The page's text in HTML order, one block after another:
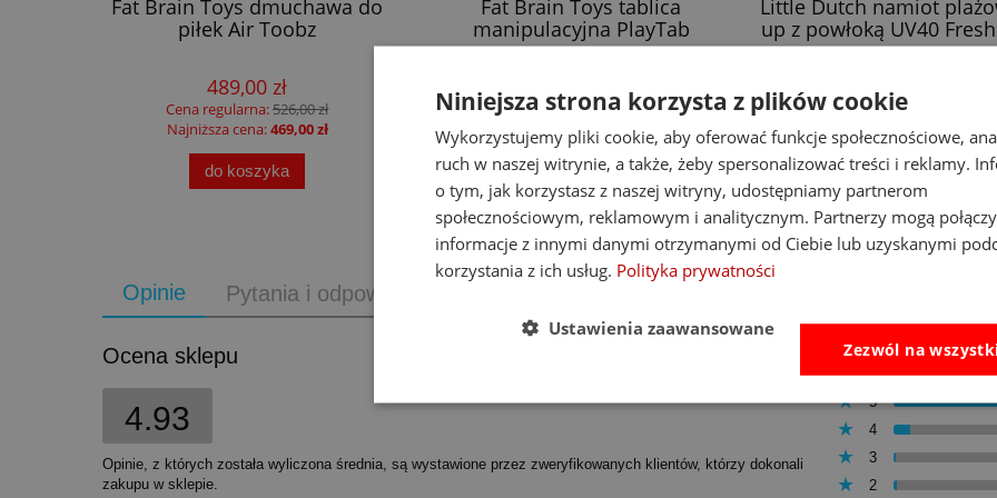
Fat Brain Toys dmuchawa do
piłek Air Toobz
489,00 zł
Cena regularna:526,00 zł
Najniższa cena:469,00 zł
do koszyka
Fat Brain Toys tablica
manipulacyjna PlayTab
138,00 zł
Cena regularna:160,00 zł
Najniższa cena:
160,00 zł
do koszyka
Little Dutch namiot
up z powłoką UV40
255,00 zł
Cena regularna:
Najniższa cena:
do koszyka
Opinie Pytania i odpowiedzi
Ocena sklepu
4.93
Opinie, z których została wyliczona średnia, są wystawione przez zweryfikowanych klientów, którzy dokonali
zakupu w sklepie.
5
4
3
2
Niniejsza strona korzysta z plików cookie
Wykorzystujemy pliki cookie, aby oferować funkcje społecznościowe,
ruch w naszej witrynie, a także, żeby spersonalizować treści i reklamy.
o tym, jak korzystasz z naszej witryny, udostępniamy partnerom
społecznościowym, reklamowym i analitycznym. Partnerzy mogą
informacje z innymi danymi otrzymanymi od Ciebie lub uzyskanymi
korzystania z ich usług. Polityka prywatności
Zezwól na
Ustawienia zaawansowane